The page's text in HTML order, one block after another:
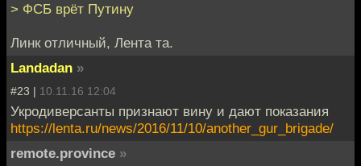
> ФСБ врёт Путину
Линк отличный, Лента та.
Landadan »
#23 | 10.11.16 12:04
Укродиверсанты признают вину и дают показания
https://lenta.ru/news/2016/11/10/another_gur_brigade/
remote.province »